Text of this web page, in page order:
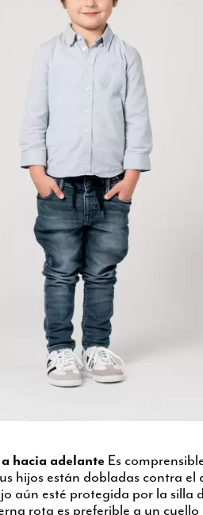
hacia adelante Es
hijos están dobladas contra
aún esté protegida por la silla
rota es preferible a un